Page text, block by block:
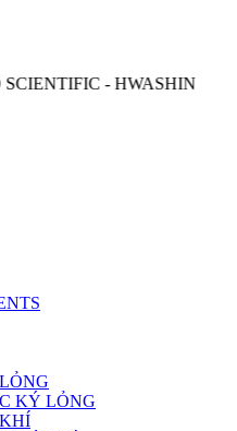
SCIENTIFIC - HWASHIN
KÝ LỎNG